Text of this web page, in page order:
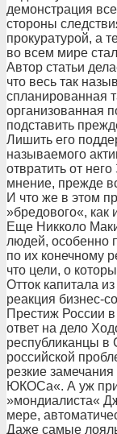
демонстрация
стороны
прокуратурой, а
во всем мире
Автор статьи
что весь так
спланированная
организованная
подставить
Лишить его
называемого
отвратить от
мнение, прежде
И что же в этом
»бредового«,
Еще Никколо
людей, особенно
по их конечному
что цели, о
Отток капитала
реакция бизнес-
Престиж России
ответ на дело
республиканцы
российской
резкие
ЮКОСа«. А уж
»мондиалиста«
мере,
Даже самые